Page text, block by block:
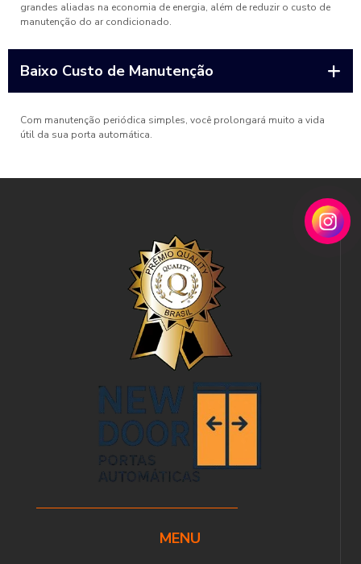
grandes aliadas na economia de energia, além de reduzir o custo de
manutenção do ar condicionado.
Baixo Custo de Manutenção
Com manutenção periódica simples, você prolongará muito a vida
útil da sua porta automática.
MENU